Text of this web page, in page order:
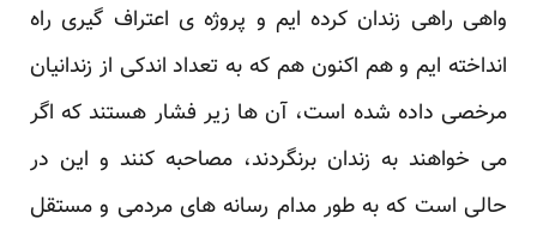
واهی راهی زندان کرده ایم و پروژه ی اعتراف گیری راه
انداخته ایم و هم اکنون هم که به تعداد اندکی از زندانیان
مرخصی داده شده است، آن ها زیر فشار هستند که اگر
می خواهند به زندان برنگردند، مصاحبه کنند و این در
حالی است که به طور مدام رسانه های مردمی و مستقل